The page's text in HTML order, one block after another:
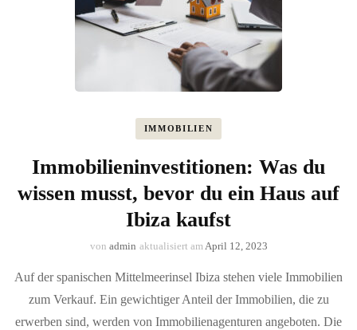
IMMOBILIEN
Immobilieninvestitionen: Was du
wissen musst, bevor du ein Haus auf
Ibiza kaufst
von admin aktualisiert amApril 12, 2023
Auf der spanischen Mittelmeerinsel Ibiza stehen viele Immobilien
zum Verkauf. Ein gewichtiger Anteil der Immobilien, die zu
erwerben sind, werden von Immobilienagenturen angeboten. Die